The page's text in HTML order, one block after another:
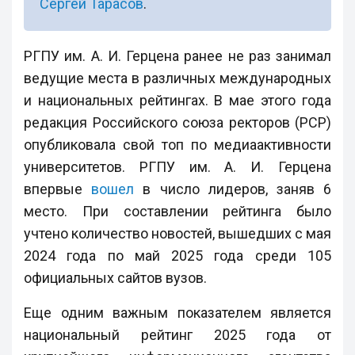
РГПУ им. А. И. Герцена ранее не раз занимал
ведущие места в различных международных
и национальных рейтингах. В мае этого года
редакция Российского союза ректоров (РСР)
опубликовала свой топ по медиаактивности
университетов. РГПУ им. А. И. Герцена
впервые вошел в число лидеров, заняв 6
место. При составлении рейтинга было
учтено количество новостей, вышедших с мая
2024 года по май 2025 года среди 105
официальных сайтов вузов.
Еще одним важным показателем является
национальный рейтинг 2025 года от